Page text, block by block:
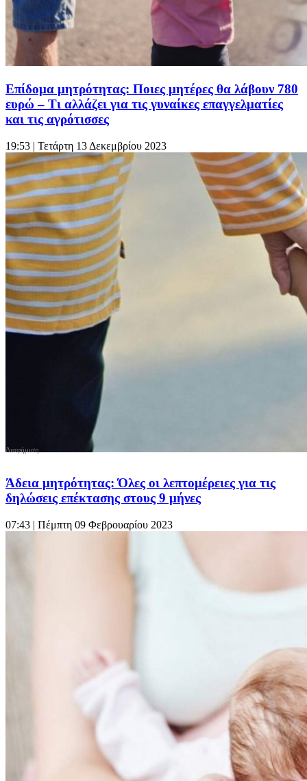
Επίδομα μητρότητας: Ποιες μητέρες θα λάβουν 780
ευρώ – Τι αλλάζει για τις γυναίκες επαγγελματίες
και τις αγρότισσες
19:53 | Τετάρτη 13 Δεκεμβρίου 2023
Άδεια μητρότητας: Όλες οι λεπτομέρειες για τις
δηλώσεις επέκτασης στους 9 μήνες
07:43 | Πέμπτη 09 Φεβρουαρίου 2023